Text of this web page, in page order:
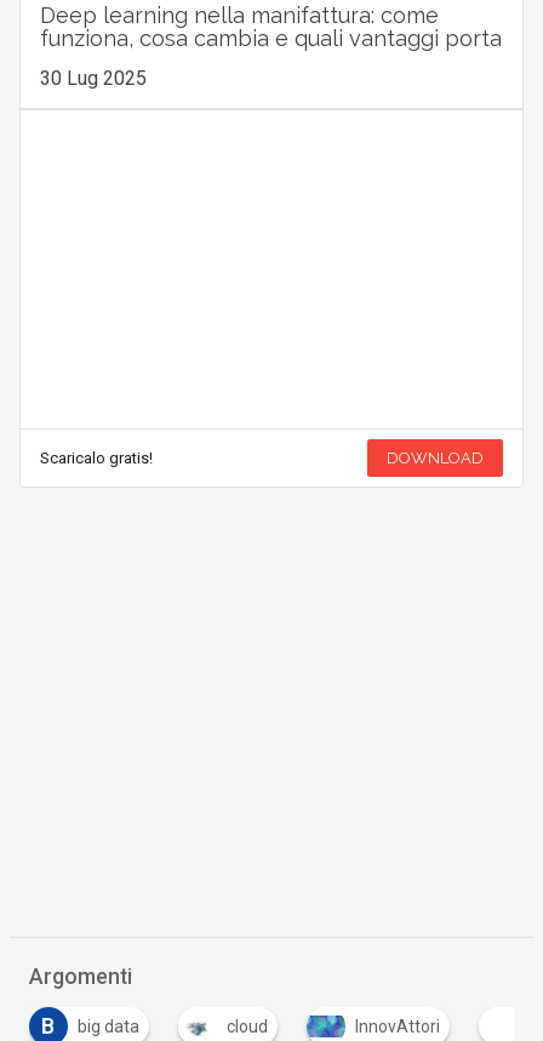
Deep learning nella manifattura: come
funziona, cosa cambia e quali vantaggi porta
30 Lug 2025
Scaricalo gratis! DOWNLOAD
Argomenti
cloud InnovAttori Intelligenza Artificiale